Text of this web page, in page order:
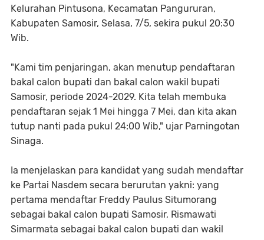
Kelurahan Pintusona, Kecamatan Pangururan,
Kabupaten Samosir, Selasa, 7/5, sekira pukul 20:30
Wib.
"Kami tim penjaringan, akan menutup pendaftaran
bakal calon bupati dan bakal calon wakil bupati
Samosir, periode 2024-2029. Kita telah membuka
pendaftaran sejak 1 Mei hingga 7 Mei, dan kita akan
tutup nanti pada pukul 24:00 Wib," ujar Parningotan
Sinaga.
Ia menjelaskan para kandidat yang sudah mendaftar
ke Partai Nasdem secara berurutan yakni: yang
pertama mendaftar Freddy Paulus Situmorang
sebagai bakal calon bupati Samosir, Rismawati
Simarmata sebagai bakal calon bupati dan wakil